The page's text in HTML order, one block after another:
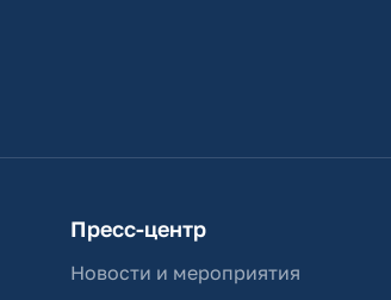
Пресс-центр
Новости и мероприятия